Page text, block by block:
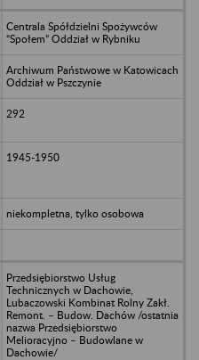
Centrala Spółdzielni Spożywców
“Społem” Oddział w Rybniku
Archiwum Państwowe w Katowicach
Oddział w Pszczynie
292
1945-1950
niekompletna, tylko osobowa
Przedsiębiorstwo Usług
Technicznych w Dachowie,
Lubaczowski Kombinat Rolny Zakł.
Remont. – Budow. Dachów /ostatnia
nazwa Przedsiębiorstwo
Melioracyjno – Budowlane w
Dachowie/